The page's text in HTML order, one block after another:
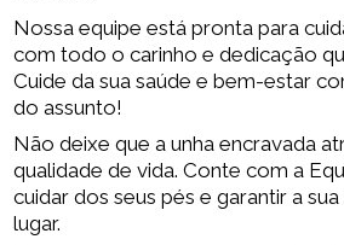
Nossa equipe está pronta para
com todo o carinho e dedicação
Cuide da sua saúde e bem-estar
do assunto!
Não deixe que a unha encravada
qualidade de vida. Conte com a
cuidar dos seus pés e garantir a
lugar.